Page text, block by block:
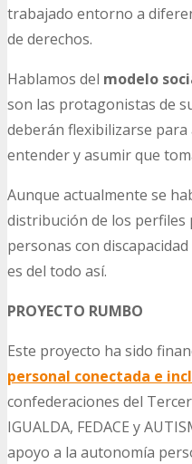
trabajado entorno a
de derechos.
Hablamos del modelo
son las protagonistas de
deberán flexibilizarse para
entender y asumir que
Aunque actualmente se
distribución de los perfiles
personas con
es del todo así.
PROYECTO RUMBO
Este proyecto ha sido
personal conectada e
confederaciones del Tercer
IGUALDA, FEDACE y
apoyo a la autonomía